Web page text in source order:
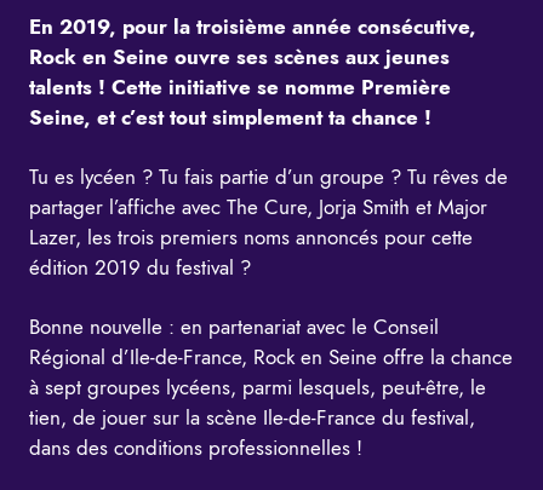
En 2019, pour la troisième année consécutive,
Rock en Seine ouvre ses scènes aux jeunes
talents ! Cette initiative se nomme Première
Seine, et c’est tout simplement ta chance !
Tu es lycéen ? Tu fais partie d’un groupe ? Tu rêves de
partager l’affiche avec The Cure, Jorja Smith et Major
Lazer, les trois premiers noms annoncés pour cette
édition 2019 du festival ?
Bonne nouvelle : en partenariat avec le Conseil
Régional d’Ile-de-France, Rock en Seine offre la chance
à sept groupes lycéens, parmi lesquels, peut-être, le
tien, de jouer sur la scène Ile-de-France du festival,
dans des conditions professionnelles !